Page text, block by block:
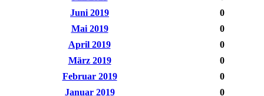
Juni 2019
0
Mai 2019
0
April 2019
0
März 2019
0
Februar 2019
0
Januar 2019
0